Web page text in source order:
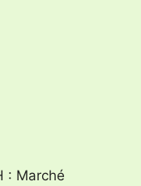
: Marché